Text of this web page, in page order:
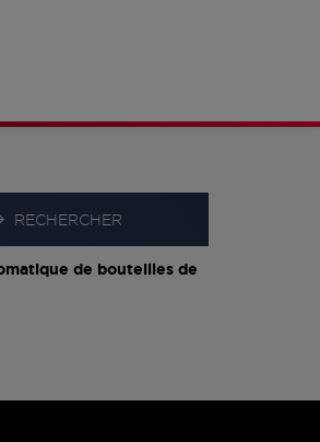
RECHERCHER
de bouteilles de